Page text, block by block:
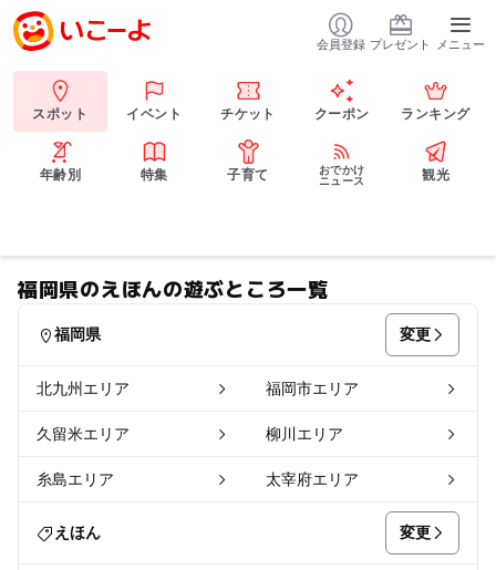
会員登録 プレゼント メニュー
スポット イベント チケット クーポン ランキング
年齢別 特集 子育て
おでかけ
ニュース
観光
福岡県のえほんの遊ぶところ一覧
福岡県 変更
北九州エリア 福岡市エリア
久留米エリア 柳川エリア
糸島エリア 太宰府エリア
えほん 変更